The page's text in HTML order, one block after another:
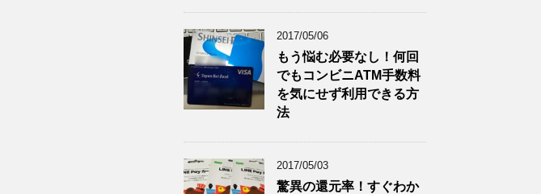
2017/05/06
もう悩む必要なし！何回
でもコンビニATM手数料
を気にせず利用できる方
法
2017/05/03
驚異の還元率！すぐわか